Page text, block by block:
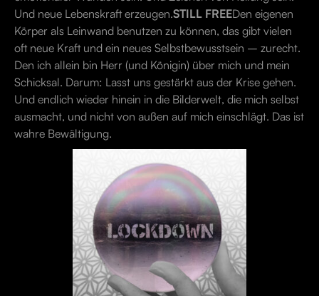
Und neue Lebenskraft erzeugen.STILL FREEDen eigenen
Körper als Leinwand benutzen zu können, das gibt vielen
oft neue Kraft und ein neues Selbstbewusstsein – zurecht.
Den ich allein bin Herr (und Königin) über mich und mein
Schicksal. Darum: Lasst uns gestärkt aus der Krise gehen.
Und endlich wieder hinein in die Bilderwelt, die mich selbst
ausmacht, und nicht von außen auf mich einschlägt. Das ist
wahre Bewältigung.